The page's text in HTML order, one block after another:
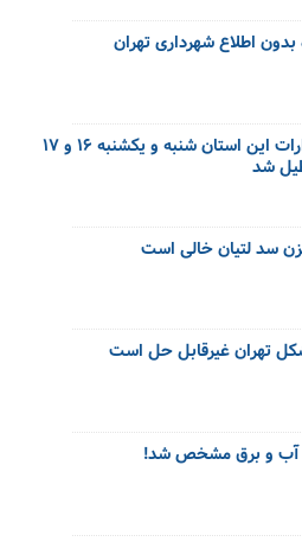
مدارس و ادارات این استان شنبه و یکشنبه ۱۶ و ۱۷
شد
تهران غیرقابل حل است
آب و برق مشخص شد!